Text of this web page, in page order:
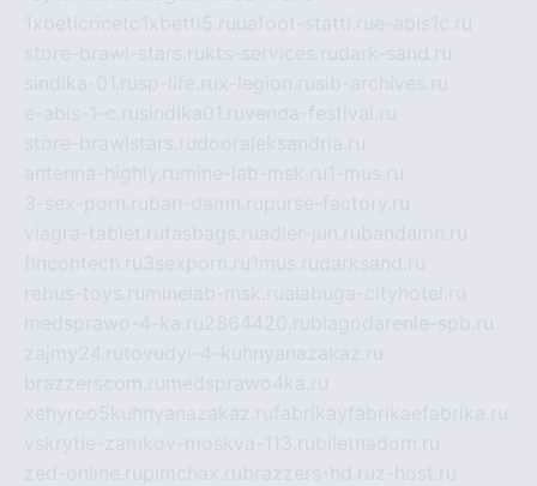
1xbeticricetc1xbetti5.ruuafoot-statti.rue-abis1c.ru
store-brawl-stars.rukts-services.rudark-sand.ru
sindika-01.rusp-life.rux-legion.rusib-archives.ru
e-abis-1-c.rusindika01.ruvenda-festival.ru
store-brawlstars.rudooraleksandria.ru
antenna-highly.ru mine-lab-msk.ru1-mus.ru
3-sex-porn.ruban-damn.rupurse-factory.ru
viagra-tablet.rufasbags.ruadler-jun.rubandamn.ru
fincontech.ru3sexporn.ru1mus.rudarksand.ru
rebus-toys.ru minelab-msk.rualabuga-cityhotel.ru
medsprawo-4-ka.ru2864420.rublagodarenie-spb.ru
zajmy24.rutovudyi-4-kuhnyanazakaz.ru
brazzerscom.ru medsprawo4ka.ru
xehyroo5kuhnyanazakaz.rufabrikayfabrikaefabrika.ru
vskrytie-zamkov-moskva-113.rubiletnadom.ru
zed-online.rupimchax.rubrazzers-hd.ruz-host.ru